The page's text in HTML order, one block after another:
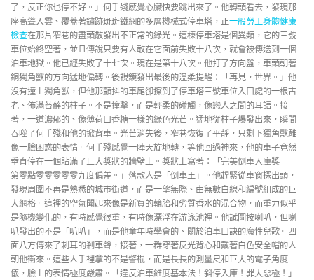
了，反正你也停不好。」何手殘感覺心臟快要跳出來了。他轉頭看去，發現那
座高聳入雲、覆蓋著鏽跡斑斑鐵網的多層機械式停車塔，正一般勞工身體健康
檢查在那片窄巷的盡頭散發出不正常的綠光。這棟停車塔是個異類，它的三號
車位始終空著，並且傳說只要有人敢在它面前失敗十八次，就會被傳送到一個
泊車地獄。他已經失敗了十七次。現在是第十八次。他打了方向盤，車頭朝著
銅獨角獸的方向猛地偏轉。後視鏡發出最後的溫柔提醒：「再見，世界。」他
沒有撞上獨角獸，但他那顫抖的車尾卻擦到了停車塔三號車位入口處的一根古
老、佈滿苔蘚的柱子。不是撞擊，而是輕柔的碰觸，像戀人之間的耳語。接
著，一道濃郁的、像薄荷口香糖一樣的綠色光芒。猛地從柱子爆發出來，瞬間
吞噬了何手殘和他的掀背車。光芒消失後，窄巷恢復了平靜，只剩下獨角獸雕
像一臉困惑的表情。何手殘感覺一陣天旋地轉，等他回過神來，他的車子竟然
垂直停在一個貼滿了巨大獎狀的牆壁上。獎狀上寫著：「完美倒車入庫獎——
第零點零零零零零九度偏差。」落款人是「倒車王」。他趕緊從車窗探出頭，
發現周圍不再是熟悉的城市街道，而是一望無際、由無數白線和編號組成的巨
大網格。這裡的空氣聞起來像是新買的輪胎和劣質香水的混合物，而重力似乎
是隨機變化的，有時感覺很重，有時像漂浮在游泳池裡。他試圖按喇叭，但喇
叭發出的不是「叭叭」，而是他童年時學會的、關於泊車口訣的魔性兒歌。四
面八方傳來了刺耳的剎車聲，接著，一群穿著反光背心和戴著白色安全帽的人
朝他衝來。這些人手裡拿的不是警棍，而是長長的測量尺和巨大的電子角度
儀，臉上的表情極度嚴肅。「違反泊車維度基本法！斜停入庫！罪大惡極！」